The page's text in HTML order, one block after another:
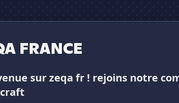
FRANCE
sur zeqa fr ! rejoins notre
Es-tu sûr de